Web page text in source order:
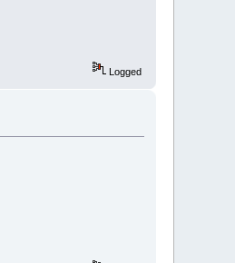
Logged